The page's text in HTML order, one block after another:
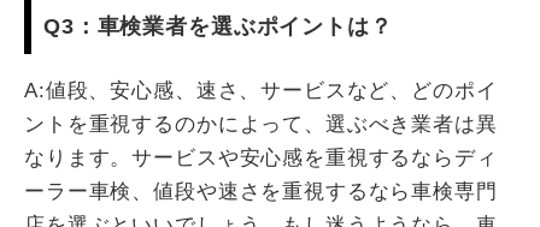
Q3：車検業者を選ぶポイントは？
A:値段、安心感、速さ、サービスなど、どのポイ
ントを重視するのかによって、選ぶべき業者は異
なります。サービスや安心感を重視するならディ
ーラー車検、値段や速さを重視するなら車検専門